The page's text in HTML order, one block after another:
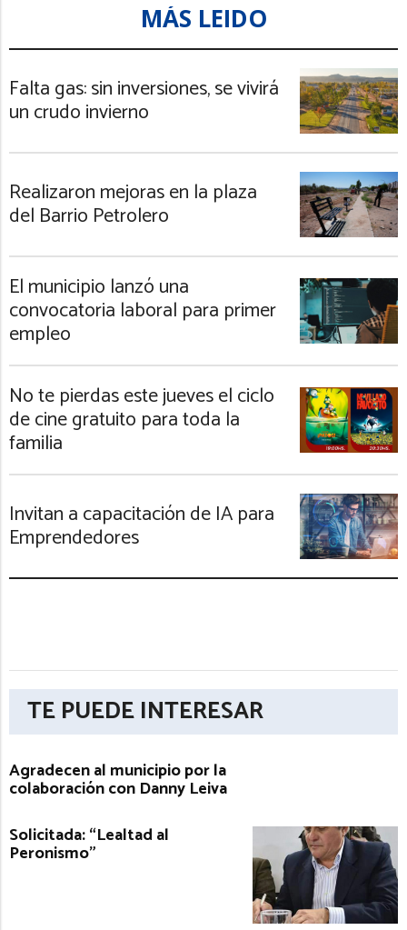
MÁS LEIDO
Falta gas: sin inversiones, se vivirá
un crudo invierno
Realizaron mejoras en la plaza
del Barrio Petrolero
El municipio lanzó una
convocatoria laboral para primer
empleo
No te pierdas este jueves el ciclo
de cine gratuito para toda la
familia
Invitan a capacitación de IA para
Emprendedores
TE PUEDE INTERESAR
Agradecen al municipio por la
colaboración con Danny Leiva
Solicitada: “Lealtad al
Peronismo”